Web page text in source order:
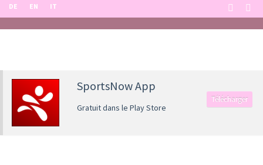
DE EN IT
SportsNow App
Gratuit dans le Play Store
Télécharger